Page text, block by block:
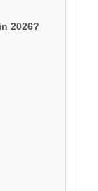
2026?